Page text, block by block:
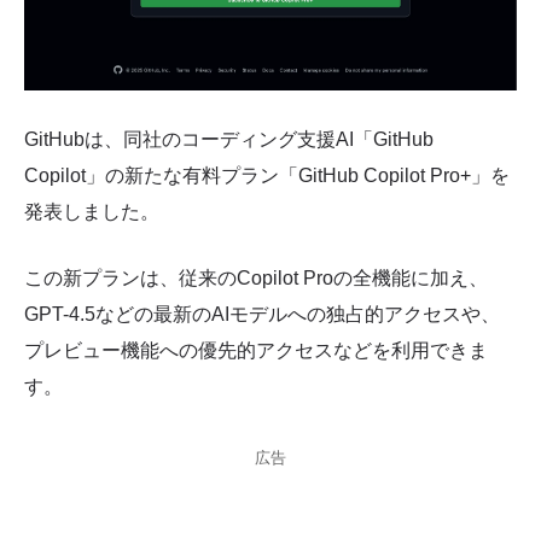
GitHubは、同社のコーディング支援AI「GitHub
Copilot」の新たな有料プラン「GitHub Copilot Pro+」を
発表しました。
この新プランは、従来のCopilot Proの全機能に加え、
GPT-4.5などの最新のAIモデルへの独占的アクセスや、
プレビュー機能への優先的アクセスなどを利用できま
す。
広告